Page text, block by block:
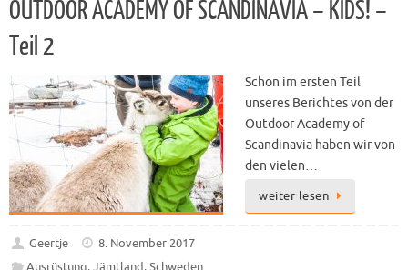
OUTDOOR ACADEMY OF SCANDINAVIA – KIDS! –
Teil 2
Schon im ersten Teil
unseres Berichtes von der
Outdoor Academy of
Scandinavia haben wir von
den vielen…
weiter lesen
Geertje
8. November 2017
Ausrüstung,Jämtland,Schweden